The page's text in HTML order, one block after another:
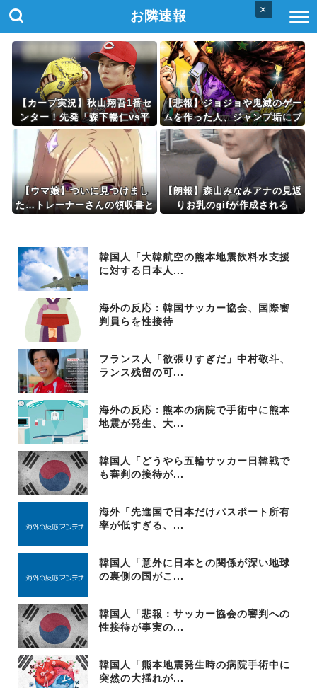
×
お隣速報
【カープ実況】秋山翔吾1番セ
ンター！先発「森下暢仁vs平
良拳太郎」【広島-DeNA/横浜
スタジアム】
【悲報】ジョジョや鬼滅のゲー
ムを作った人、ジャンプ垢にブ
ロックされてお気持ち表明
【ウマ娘】ついに見つけまし
た…トレーナーさんの領収書と
【朗報】森山みなみアナの見返
りお乳のgifが作成される
韓国人「大韓航空の熊本地震飲料水支援
に対する日本人...
海外の反応：韓国サッカー協会、国際審
判員らを性接待
フランス人「欲張りすぎだ」中村敬斗、
ランス残留の可...
海外の反応：熊本の病院で手術中に熊本
地震が発生、大...
韓国人「どうやら五輪サッカー日韓戦で
も審判の接待が...
海外「先進国で日本だけパスポート所有
率が低すぎる、...
韓国人「意外に日本との関係が深い地球
の裏側の国がこ...
韓国人「悲報：サッカー協会の審判への
性接待が事実の...
韓国人「熊本地震発生時の病院手術中に
突然の大揺れが...